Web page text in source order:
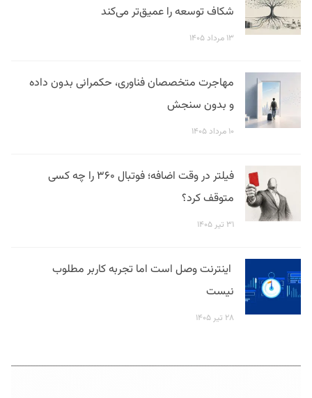
شکاف توسعه را عمیق‌تر می‌کند
۱۳ مرداد ۱۴۰۵
مهاجرت متخصصان فناوری، حکمرانی بدون داده
و بدون سنجش
۱۰ مرداد ۱۴۰۵
فیلتر در وقت اضافه؛ فوتبال ۳۶۰ را چه کسی
متوقف کرد؟
۳۱ تیر ۱۴۰۵
اینترنت وصل است اما تجربه کاربر مطلوب
نیست
۲۸ تیر ۱۴۰۵